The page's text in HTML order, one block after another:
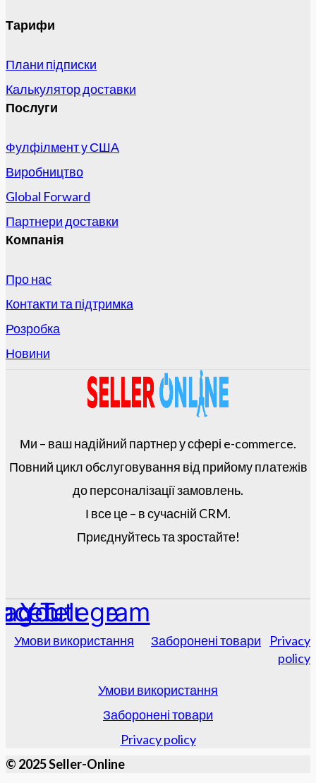
Тарифи
Плани підписки
Калькулятор доставки
Послуги
Фулфілмент у США
Виробництво
Global Forward
Партнери доставки
Компанія
Про нас
Контакти та підтримка
Розробка
Новини
Ми – ваш надійний партнер у сфері e-commerce.
Повний цикл обслуговування від прийому платежів
до персоналізації замовлень.
І все це – в сучасній CRM.
Приєднуйтесь та зростайте!
Youtube
Telegram
Умови використання Заборонені товари
Privacy
policy
Умови використання
Заборонені товари
Privacy policy
© 2025 Seller-Online